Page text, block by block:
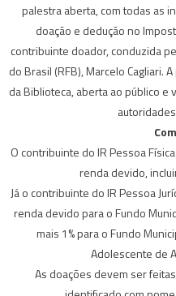
palestra aberta, com todas as
doação e dedução no
contribuinte doador, conduzida
do Brasil (RFB), Marcelo Cagliari.
da Biblioteca, aberta ao público
O contribuinte do IR Pessoa
renda devido,
Já o contribuinte do IR Pessoa
renda devido para o Fundo
mais 1% para o Fundo
Adolescente de
As doações devem ser